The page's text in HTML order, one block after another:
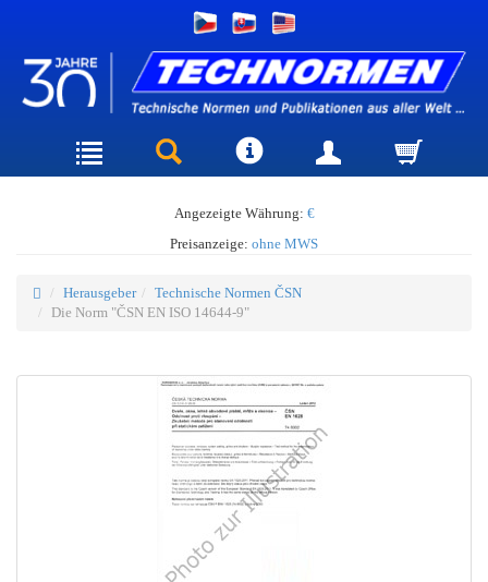
Angezeigte Währung: €
Preisanzeige: ohne MWS
Herausgeber
Technische Normen ČSN
Die Norm "ČSN EN ISO 14644-9"